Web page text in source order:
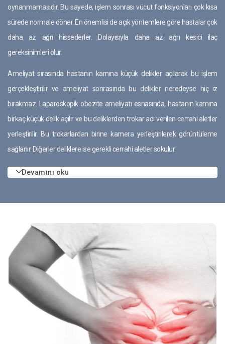
oynanmamasıdır. Bu sayede, işlem sonrası vücut fonksiyonları çok kısa
sürede normale döner. En önemlisi de açık yöntemlere göre hastalar çok
daha az ağrı hissederler. Dolayısıyla daha az ağrı kesici ilaç
gereksinimleri olur.
Ameliyat sırasında hastanın karnına küçük delikler açılarak bu işlem
gerçekleştirilir ve ameliyat sonrasında bu delikler neredeyse hiç iz
bırakmaz. Laparoskopik obezite ameliyatı esnasında, hastanın karnına
birkaç küçük delik açılır ve bu deliklerden trokar adı verilen cerrahi aletler
yerleştirilir. Bu trokarlardan birine kamera yerleştirilerek görüntüleme
sağlanır. Diğerler deliklere ise gerekli cerrahi aletler sokulur.
Devamını oku